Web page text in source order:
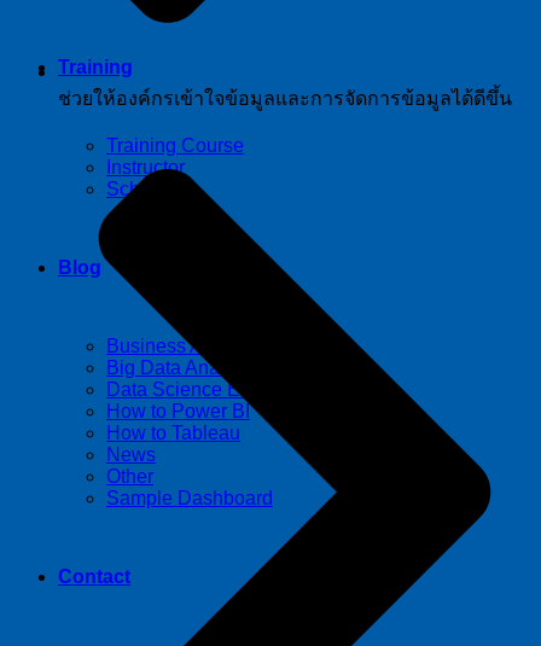
Training
Training Course
Instructor
Schedule
Blog
Business Analytics
Big Data Analytics
Data Science Essential
How to Power BI
How to Tableau
News
Other
Sample Dashboard
Contact
ช่วยให้องค์กรเข้าใจข้อมูลและการจัดการข้อมูลได้ดีขึ้น